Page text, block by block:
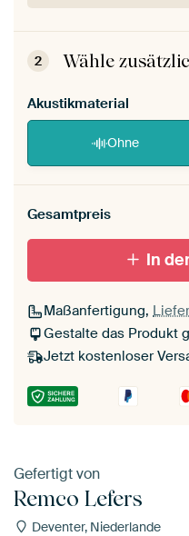
Dein ArtFrame ist
aufgebaut.
2 Wähle
Akustikmaterial
Ohne
Gesamtpreis
In
Maßanfertigung,
Gestalte das Produkt
Jetzt kostenloser
Gefertigt von
Remco Lefers
Deventer, Niederlande